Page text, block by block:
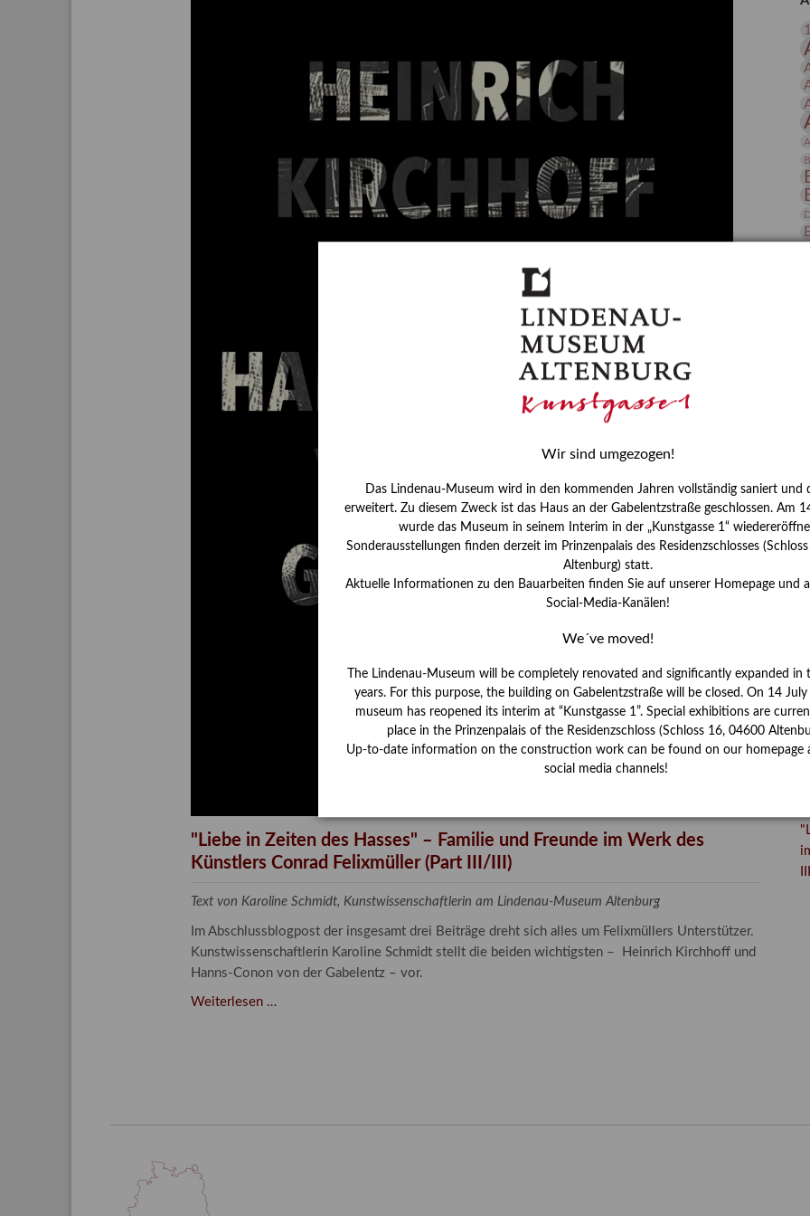
Gesamtverzeichnis
Grußkarten
Bestellung
"Liebe in Zeiten des Hasses" – Familie und Freunde im Werk des
Künstlers Conrad Felixmüller (Part III/III)
Text von Karoline Schmidt, Kunstwissenschaftlerin am Lindenau-Museum Altenburg
Im Abschlussblogpost der insgesamt drei Beiträge dreht sich alles um Felixmüllers Unterstützer.
Kunstwissenschaftlerin Karoline Schmidt stellt die beiden wichtigsten – Heinrich Kirchhoff und
Hanns-Conon von der Gabelentz – vor.
Weiterlesen …"Liebe
Familie
Wir sind umgezogen!
Das Lindenau-Museum wird in den kommenden Jahren vollständig saniert und
erweitert. Zu diesem Zweck ist das Haus an der Gabelentzstraße geschlossen. Am
wurde das Museum in seinem Interim in der „Kunstgasse 1“
Sonderausstellungen finden derzeit im Prinzenpalais des Residenzschlosses
Altenburg) statt.
Aktuelle Informationen zu den Bauarbeiten finden Sie auf unserer Homepage und
Social-Media-Kanälen!
We´ve moved!
The Lindenau-Museum will be completely renovated and significantly expanded in
years. For this purpose, the building on Gabelentzstraße will be closed. On 14
museum has reopened its interim at “Kunstgasse 1”. Special exhibitions are
place in the Prinzenpalais of the Residenzschloss (Schloss 16, 04600
Up-to-date information on the construction work can be found on our homepage
social media channels!